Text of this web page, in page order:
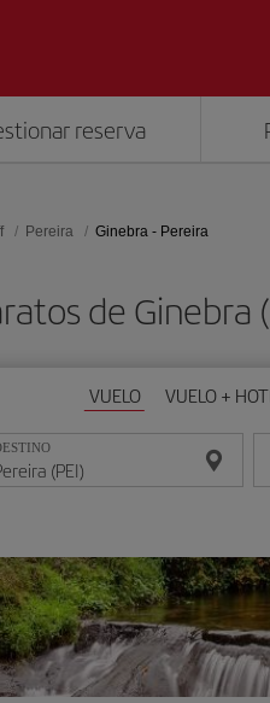
reserva
Pereira Ginebra - Pereira
de Ginebra
VUELO VUELO +